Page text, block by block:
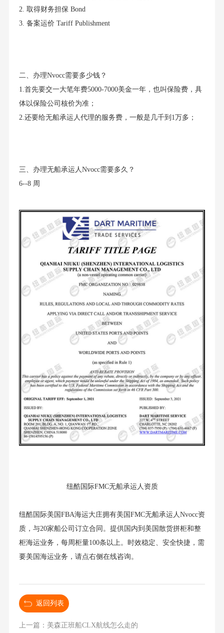
2. 取得财务担保 Bond
3. 备案运价 Tariff Publishment
二、办理Nvocc需要多少钱？
1.首先要交一大笔年费5000-7000美金一年，也叫保险费，具
体以保险公司核价为准；
2.还要给无船承运人代理的服务费，一般是几千到1万多；
三、办理无船承运人Nvocc需要多久？
6--8 周
纽酷国际FMC无船承运人资质
纽酷国际美国FBA海运大庄拥有美国FMC无船承运人Nvocc资
质，与20家船公司订立合同。提供国内到美国散货拼柜和整
柜海运业务，每周柜量100条以上。时效稳定、安全快捷，需
要美国海运业务，请点右侧在线咨询。
返回列表
上一篇：美森正班船CLX航线怎么走的